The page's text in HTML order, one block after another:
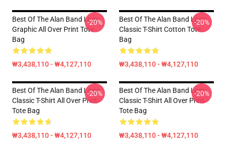
Best Of The Alan Band Logo
Graphic All Over Print Tote
Bag
₩3,438,110 - ₩4,127,110
-20%
Best Of The Alan Band Logo
Classic T-Shirt Cotton Tote
Bag
₩3,438,110 - ₩4,127,110
-20%
Best Of The Alan Band Logo
Classic T-Shirt All Over Print
Tote Bag
₩3,438,110 - ₩4,127,110
-20%
Best Of The Alan Band Logo
Classic T-Shirt All Over Print
Tote Bag
₩3,438,110 - ₩4,127,110
-20%